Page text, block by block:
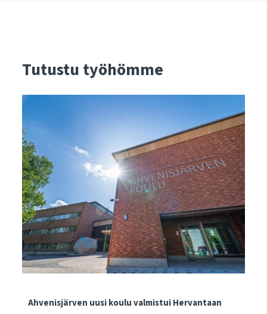
Tutustu työhömme
Ahvenisjärven uusi koulu valmistui Hervantaan